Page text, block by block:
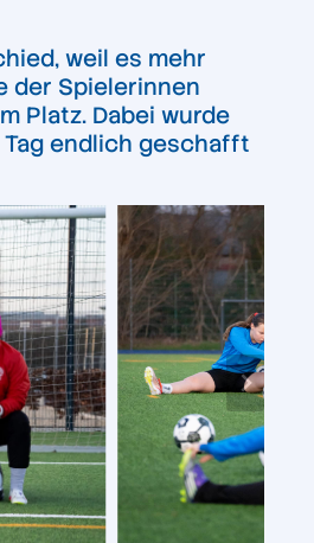
weil es mehr
der Spielerinnen
Platz. Dabei wurde
endlich geschafft